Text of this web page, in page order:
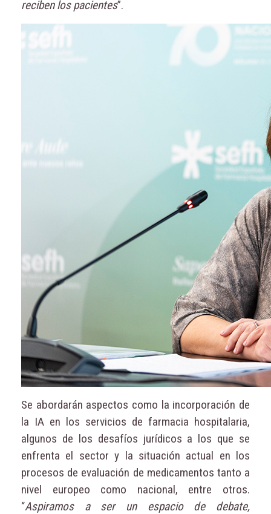
reciben los pacientes”.
Se abordarán aspectos como la incorporación de
la IA en los servicios de farmacia hospitalaria,
algunos de los desafíos jurídicos a los que se
enfrenta el sector y la situación actual en los
procesos de evaluación de medicamentos tanto a
nivel europeo como nacional, entre otros.
“Aspiramos a ser un espacio de debate,